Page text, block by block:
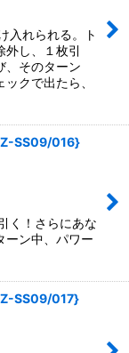
れられる。ト
外し、１枚引
、そのターン
クで出たら、
SS09/016}
！さらにあな
ーン中、パワー
SS09/017}